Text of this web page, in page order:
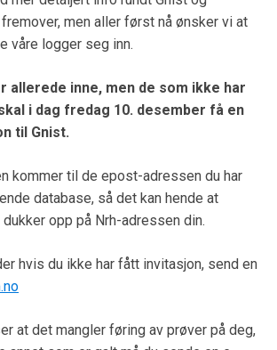
men aller først nå ønsker vi at
våre logger seg inn.
allerede inne, men de som ikke har
i dag fredag 10. desember få en
til Gnist.
kommer til de epost-adressen du har
database, så det kan hende at
opp på Nrh-adressen din.
hvis du ikke har fått invitasjon, send en
at det mangler føring av prøver på deg,